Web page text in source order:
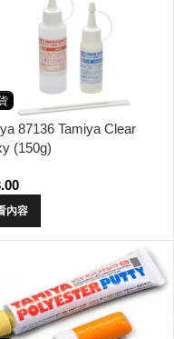
87136 Tamiya Clear
(150g)
內容